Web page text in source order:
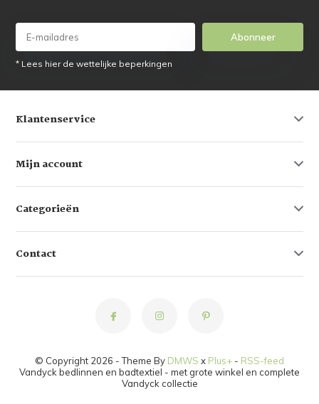
Abonneer
* Lees hier de wettelijke beperkingen
Klantenservice
Mijn account
Categorieën
Contact
© Copyright 2026 - Theme By DMWS x Plus+ - RSS-feed
Vandyck bedlinnen en badtextiel - met grote winkel en complete
Vandyck collectie